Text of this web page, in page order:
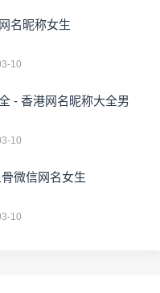
名昵称女生
10
- 香港网名昵称大全男
10
微信网名女生
10